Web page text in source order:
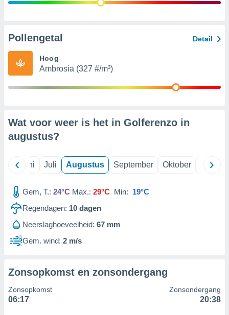
Pollengetal Detail
Hoog
Ambrosia (327 #/m³)
Wat voor weer is het in Golferenzo in
augustus?
Juni Juli Augustus September Oktober
Gem, T.: 24°C Max.: 29°C Min: 19°C
Regendagen: 10 dagen
Neerslaghoeveelheid: 67 mm
Gem. wind: 2 m/s
Zonsopkomst en zonsondergang
Zonsopkomst
06:17
Zonsondergang
20:38